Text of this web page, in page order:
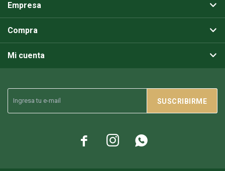
SUSCRIBIRME
  
Empresa
Compra
Mi cuenta